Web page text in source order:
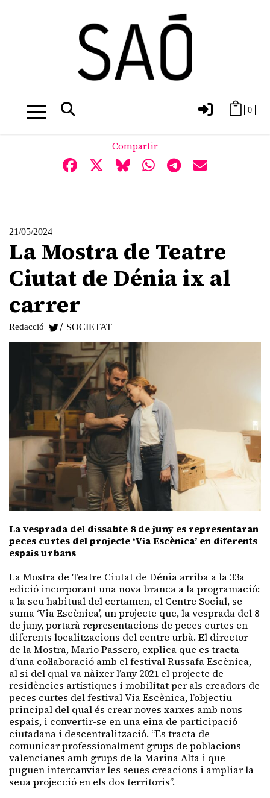
0
Compartir
21/05/2024
La Mostra de Teatre
Ciutat de Dénia ix al
carrer
Redacció / SOCIETAT
La vesprada del dissabte 8 de juny es representaran
peces curtes del projecte ‘Via Escènica’ en diferents
espais urbans
La Mostra de Teatre Ciutat de Dénia arriba a la 33a
edició incorporant una nova branca a la programació:
a la seu habitual del certamen, el Centre Social, se
suma ‘Via Escènica’, un projecte que, la vesprada del 8
de juny, portarà representacions de peces curtes en
diferents localitzacions del centre urbà. El director
de la Mostra, MarioPassero, explica que es tracta
d’una col·laboració amb el festival Russafa Escènica,
al si del qual va nàixer l’any 2021 el projecte de
residències artístiques i mobilitat per als creadors de
peces curtes del festival Via Escènica, l’objectiu
principal del qual és crear noves xarxes amb nous
espais, i convertir-se en una eina de participació
ciutadana i descentralització. “Es tracta de
comunicar professionalment grups de poblacions
valencianes amb grups de la Marina Alta i que
puguen intercanviar les seues creacions i ampliar la
seua projecció en els dos territoris”.